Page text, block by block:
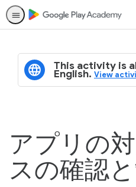
This activity is
English.View
アプリの
スの確認